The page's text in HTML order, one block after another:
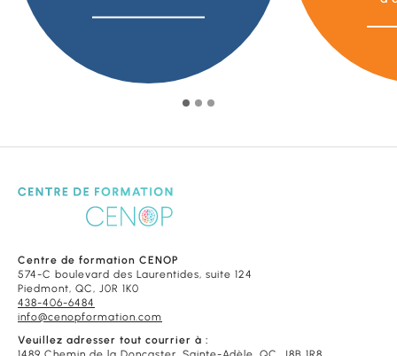
Centre de formation CENOP
574-C boulevard des Laurentides, suite 124
Piedmont, QC, J0R 1K0
438-406-6484
info@cenopformation.com
Veuillez adresser tout courrier à :